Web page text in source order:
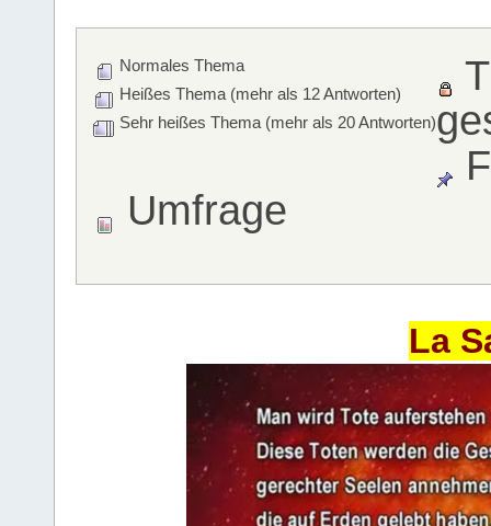
Normales Thema
Heißes Thema (mehr als 12 Antworten)
Sehr heißes Thema (mehr als 20 Antworten)
Umfrage
La